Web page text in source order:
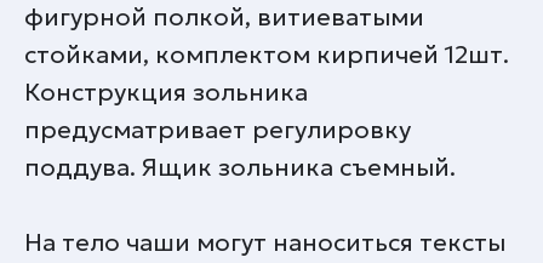
фигурной полкой, витиеватыми
стойками, комплектом кирпичей 12шт.
Конструкция зольника
предусматривает регулировку
поддува. Ящик зольника съемный.
На тело чаши могут наноситься тексты